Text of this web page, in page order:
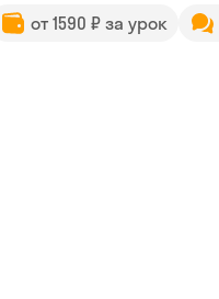
от 1590 ₽ за урок